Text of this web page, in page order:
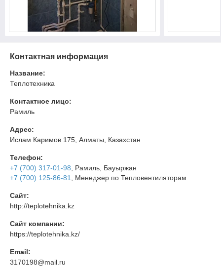
Контактная информация
Название:
Теплотехника
Контактное лицо:
Рамиль
Адрес:
Ислам Каримов 175, Алматы, Казахстан
Телефон:
+7 (700) 317-01-98 , Рамиль, Бауыржан
+7 (700) 125-86-81
, Менеджер по Тепловентиляторам
Сайт:
http://teplotehnika.kz
Сайт компании:
https://teplotehnika.kz/
Email:
3170198@mail.ru